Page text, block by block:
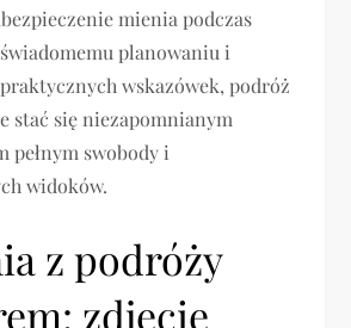
mienia podczas
planowaniu i
wskazówek, podróż
stać się niezapomnianym
pełnym swobody i
widoków.
z podróży
zdjęcie